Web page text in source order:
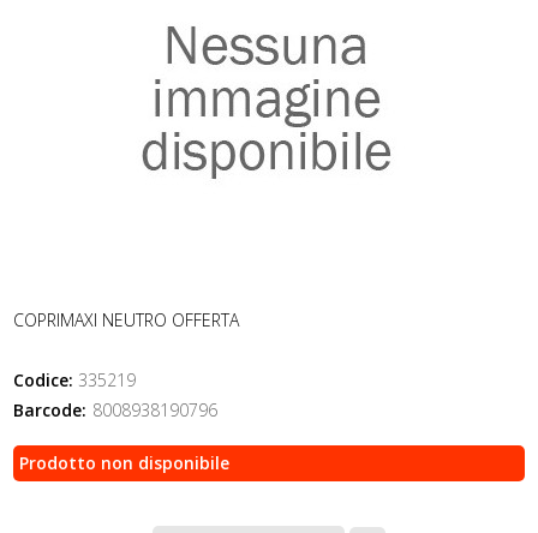
COPRIMAXI NEUTRO OFFERTA
Codice: 335219
Barcode: 8008938190796
Prodotto non disponibile